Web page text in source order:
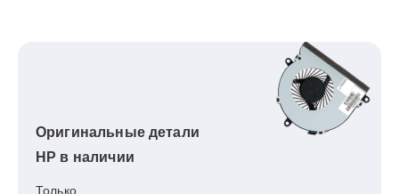
Оригинальные детали
HP в наличии
Только